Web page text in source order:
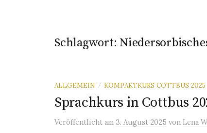
Schlagwort:
ALLGEMEIN / KOMPAKTKURS COTTBUS 2025
Sprachkurs in Cottbus
Veröffentlicht am 3. August 2025 von Lena